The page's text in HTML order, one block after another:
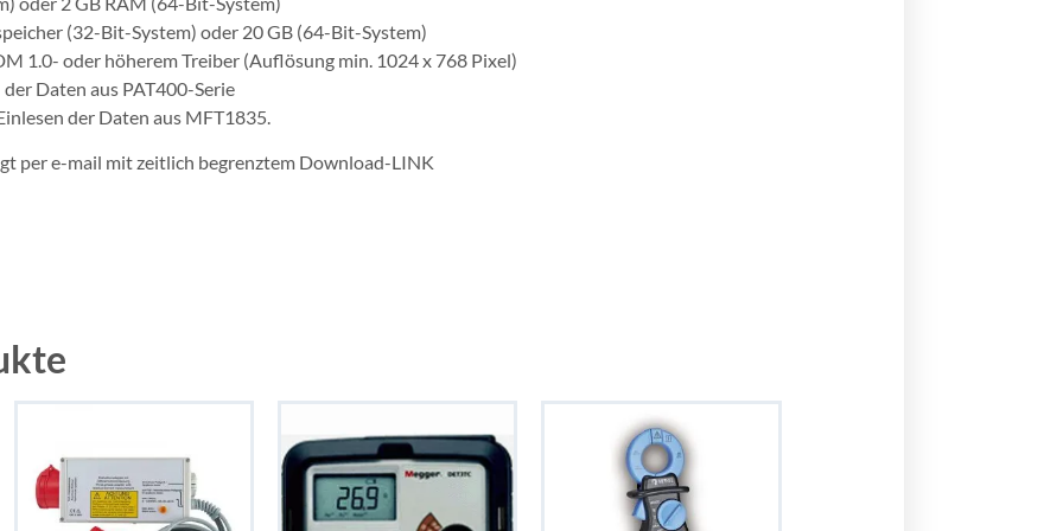
(32-Bit-System) oder 20 GB (64-Bit-System)
1.0- oder höherem Treiber (Auflösung min. 1024 x 768 Pixel)
Daten aus PAT400-Serie
der Daten aus MFT1835.
per e-mail mit zeitlich begrenztem Download-LINK